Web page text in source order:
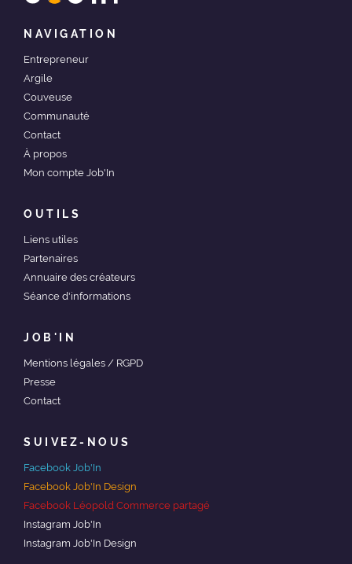
NAVIGATION
Entrepreneur
Argile
Couveuse
Communauté
Contact
À propos
Mon compte Job'In
OUTILS
Liens utiles
Partenaires
Annuaire des créateurs
Séance d'informations
JOB'IN
Mentions légales / RGPD
Presse
Contact
SUIVEZ-NOUS
Facebook Job'In
Facebook Job'In Design
Facebook Léopold Commerce partagé
Instagram Job'In
Instagram Job'In Design